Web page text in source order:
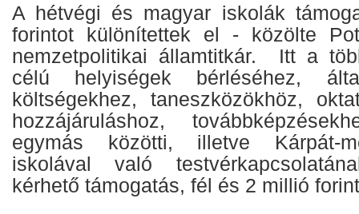
A hétvégi és magyar iskolák
forintot különítettek el - közölte
nemzetpolitikai államtitkár. Itt a
célú helyiségek bérléséhez,
költségekhez, taneszközökhöz,
hozzájáruláshoz,
egymás közötti, illetve Kárpát-
iskolával való
kérhető támogatás, fél és 2 millió